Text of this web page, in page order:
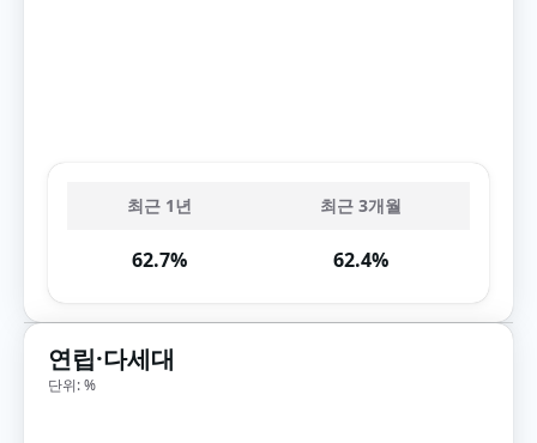
최근 1년 최근 3개월
62.7% 62.4%
연립·다세대
단위: %